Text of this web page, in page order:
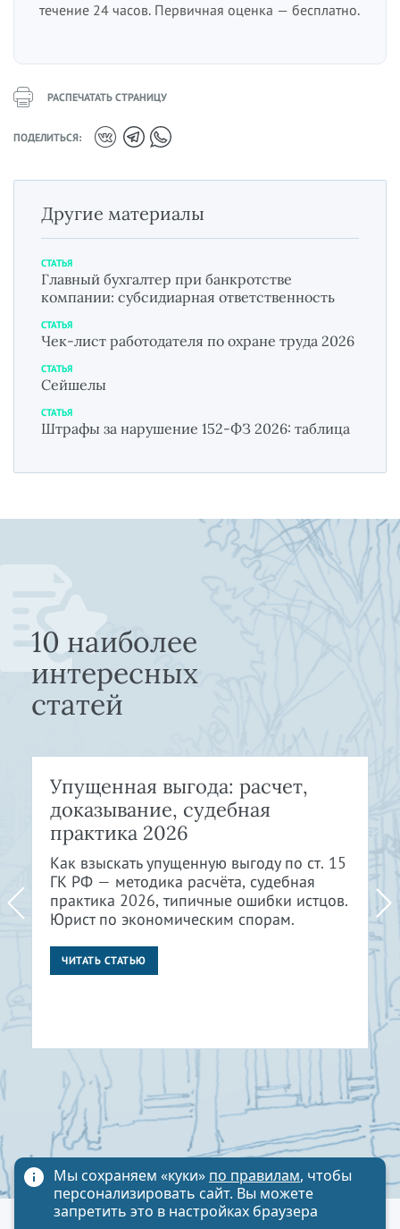
течение 24 часов. Первичная оценка — бесплатно.
РАСПЕЧАТАТЬ СТРАНИЦУ
ПОДЕЛИТЬСЯ:
Другие материалы
СТАТЬЯ
Главный бухгалтер при банкротстве
компании: субсидиарная ответственность
СТАТЬЯ
Чек-лист работодателя по охране труда 2026
СТАТЬЯ
Сейшелы
СТАТЬЯ
Штрафы за нарушение 152-ФЗ 2026: таблица
10 наиболее
интересных
статей
Упущенная выгода: расчет,
доказывание, судебная
практика 2026
Как взыскать упущенную выгоду по ст. 15
ГК РФ — методика расчёта, судебная
практика 2026, типичные ошибки истцов.
Юрист по экономическим спорам.
ЧИТАТЬ СТАТЬЮ
Мы сохраняем «куки» по правилам, чтобы
персонализировать сайт. Вы можете
запретить это в настройках браузера